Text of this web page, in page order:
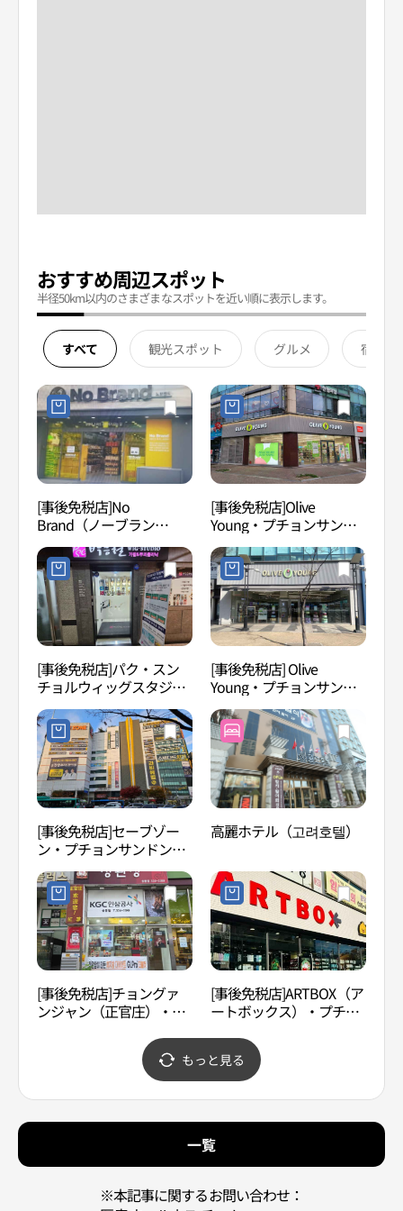
おすすめ周辺スポット
半径50km以内のさまざまなスポットを近い順に表示します。
すべて 観光スポット グルメ 宿泊
[事後免税店]No
Brand（ノーブラン
ド）・プチョンサンドン
（富川上洞）駅店(노브랜
드 부천상동역점)
[事後免税店]Olive
Young・プチョンサンド
ン（富川上洞）十字路店
(올리브영 부천상동사거리
점)
[事後免税店]パク・スン
チョルウィッグスタジ
オ・プチョン（富川）店
(박승철위그스투디오 부천
점)
[事後免税店] Olive
Young・プチョンサンド
ン（富川上洞）店(올리브
영 부천상동점)
[事後免税店]セーブゾー
ン・プチョンサンドン
（富川上洞）店(세이브존
부천상동점)
高麗ホテル（고려호텔）
[事後免税店]チョングァ
ンジャン（正官庄）・キ
洞）店(정관장 경기상동
[事後免税店]ARTBOX（ア
ートボックス）・プチョ
店(아트박스 부천상동점)
もっと見る
一覧
※本記事に関するお問い合わせ：